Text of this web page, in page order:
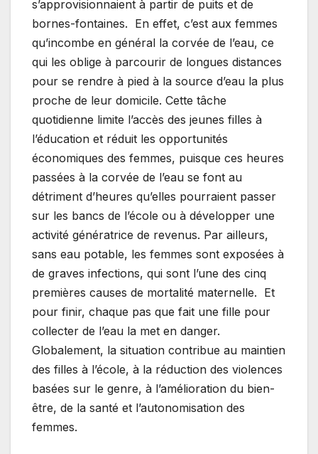
s’approvisionnaient à partir de puits et de
bornes-fontaines. En effet, c’est aux femmes
qu’incombe en général la corvée de l’eau, ce
qui les oblige à parcourir de longues distances
pour se rendre à pied à la source d’eau la plus
proche de leur domicile. Cette tâche
quotidienne limite l’accès des jeunes filles à
l’éducation et réduit les opportunités
économiques des femmes, puisque ces heures
passées à la corvée de l’eau se font au
détriment d’heures qu’elles pourraient passer
sur les bancs de l’école ou à développer une
activité génératrice de revenus. Par ailleurs,
sans eau potable, les femmes sont exposées à
de graves infections, qui sont l’une des cinq
premières causes de mortalité maternelle. Et
pour finir, chaque pas que fait une fille pour
collecter de l’eau la met en danger.
Globalement, la situation contribue au maintien
des filles à l’école, à la réduction des violences
basées sur le genre, à l’amélioration du bien-
être, de la santé et l’autonomisation des
femmes.